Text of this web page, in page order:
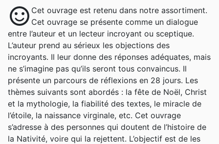
sentiment_satisfied Cet ouvrage est retenu dans notre assortiment.
Cet ouvrage se présente comme un dialogue
entre l’auteur et un lecteur incroyant ou sceptique.
L’auteur prend au sérieux les objections des
incroyants. Il leur donne des réponses adéquates, mais
ne s’imagine pas qu’ils seront tous convaincus. Il
présente un parcours de réflexions en 28 jours. Les
thèmes suivants sont abordés : la fête de Noël, Christ
et la mythologie, la fiabilité des textes, le miracle de
l’étoile, la naissance virginale, etc. Cet ouvrage
s’adresse à des personnes qui doutent de l’histoire de
la Nativité, voire qui la rejettent. L’objectif est de les